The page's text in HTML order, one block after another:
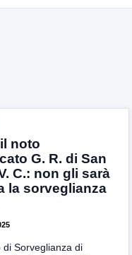
noto
G. R. di San
C.: non gli sarà
la sorveglianza
di Sorveglianza di